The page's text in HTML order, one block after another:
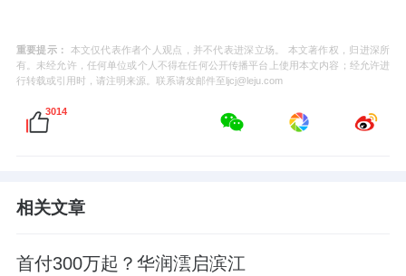
重要提示：
本文仅代表作者个人观点，并不代表进深立场。 本文著作权，归进深所
有。未经允许，任何单位或个人不得在任何公开传播平台上使用本文内容；经允许进
行转载或引用时，请注明来源。联系请发邮件至ljcj@leju.com
3014
相关文章
首付300万起？华润澐启滨江